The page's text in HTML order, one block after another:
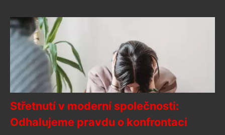
Střetnutí v moderní společnosti:
Odhalujeme pravdu o konfrontaci